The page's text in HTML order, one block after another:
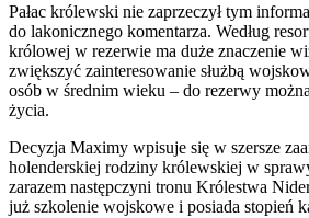
Pałac królewski nie zaprzeczył tym
do lakonicznego komentarza. Według
królowej w rezerwie ma duże znaczenie
zwiększyć zainteresowanie służbą
osób w średnim wieku – do rezerwy
życia.
Decyzja Maximy wpisuje się w szersze
holenderskiej rodziny królewskiej w
zarazem następczyni tronu Królestwa
już szkolenie wojskowe i posiada stopień